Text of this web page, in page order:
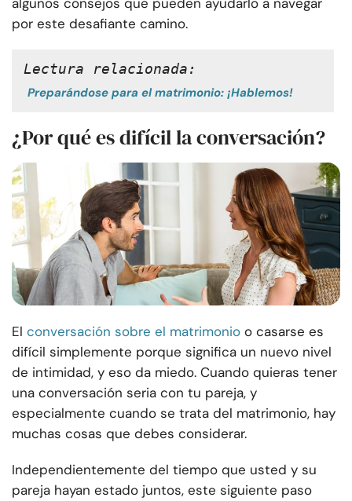
por este desafiante camino.
Lectura relacionada:
Preparándose para el matrimonio: ¡Hablemos!
¿Por qué es difícil la conversación?
El conversación sobre el matrimonio o casarse es
difícil simplemente porque significa un nuevo nivel
de intimidad, y eso da miedo. Cuando quieras tener
una conversación seria con tu pareja, y
especialmente cuando se trata del matrimonio, hay
muchas cosas que debes considerar.
Independientemente del tiempo que usted y su
pareja hayan estado juntos, este siguiente paso